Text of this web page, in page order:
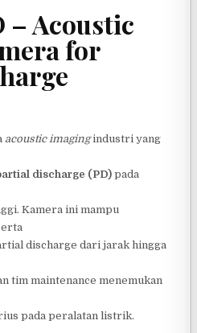
– Acoustic
for
acoustic imagingindustri yang
discharge (PD) pada
Kamera ini mampu
discharge dari jarak hingga
tim maintenance menemukan
pada peralatan listrik.